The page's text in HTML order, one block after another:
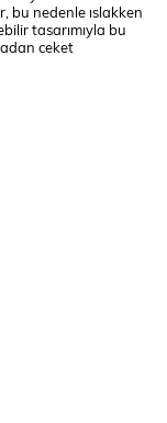
bu nedenle ıslakken
tasarımıyla bu
ceket